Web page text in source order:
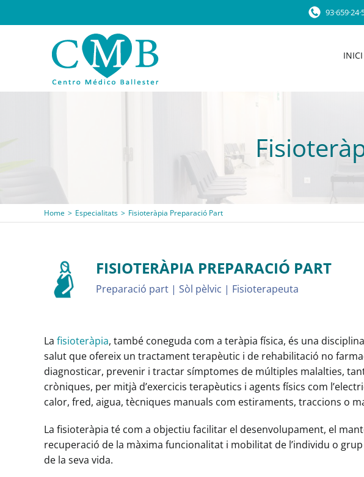
to
INICI
Home Especialitats Fisioteràpia Preparació Part
FISIOTERÀPIA PREPARACIÓ PART
Preparació part | Sòl pèlvic | Fisioterapeuta
La fisioteràpia, també coneguda com a teràpia física, és una
salut que ofereix un tractament terapèutic i de rehabilitació no
diagnosticar, prevenir i tractar símptomes de múltiples malalties,
cròniques, per mitjà d’exercicis terapèutics i agents físics com
calor, fred, aigua, tècniques manuals com estiraments, traccions o
La fisioteràpia té com a objectiu facilitar el desenvolupament, el
recuperació de la màxima funcionalitat i mobilitat de l’individu o
de la seva vida.